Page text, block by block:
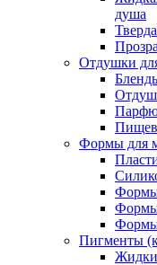
душа
Отдушки
Формы для
Формы
Формы
Пигменты